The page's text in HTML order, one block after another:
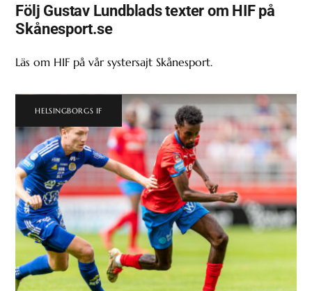
Följ Gustav Lundblads texter om HIF på
Skånesport.se
Läs om HIF på vår systersajt Skånesport.
HELSINGBORGS IF